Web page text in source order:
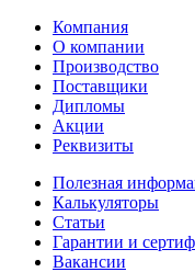
Компания
О компании
Производство
Поставщики
Дипломы
Акции
Реквизиты
Полезная
Калькуляторы
Статьи
Гарантии и
Вакансии